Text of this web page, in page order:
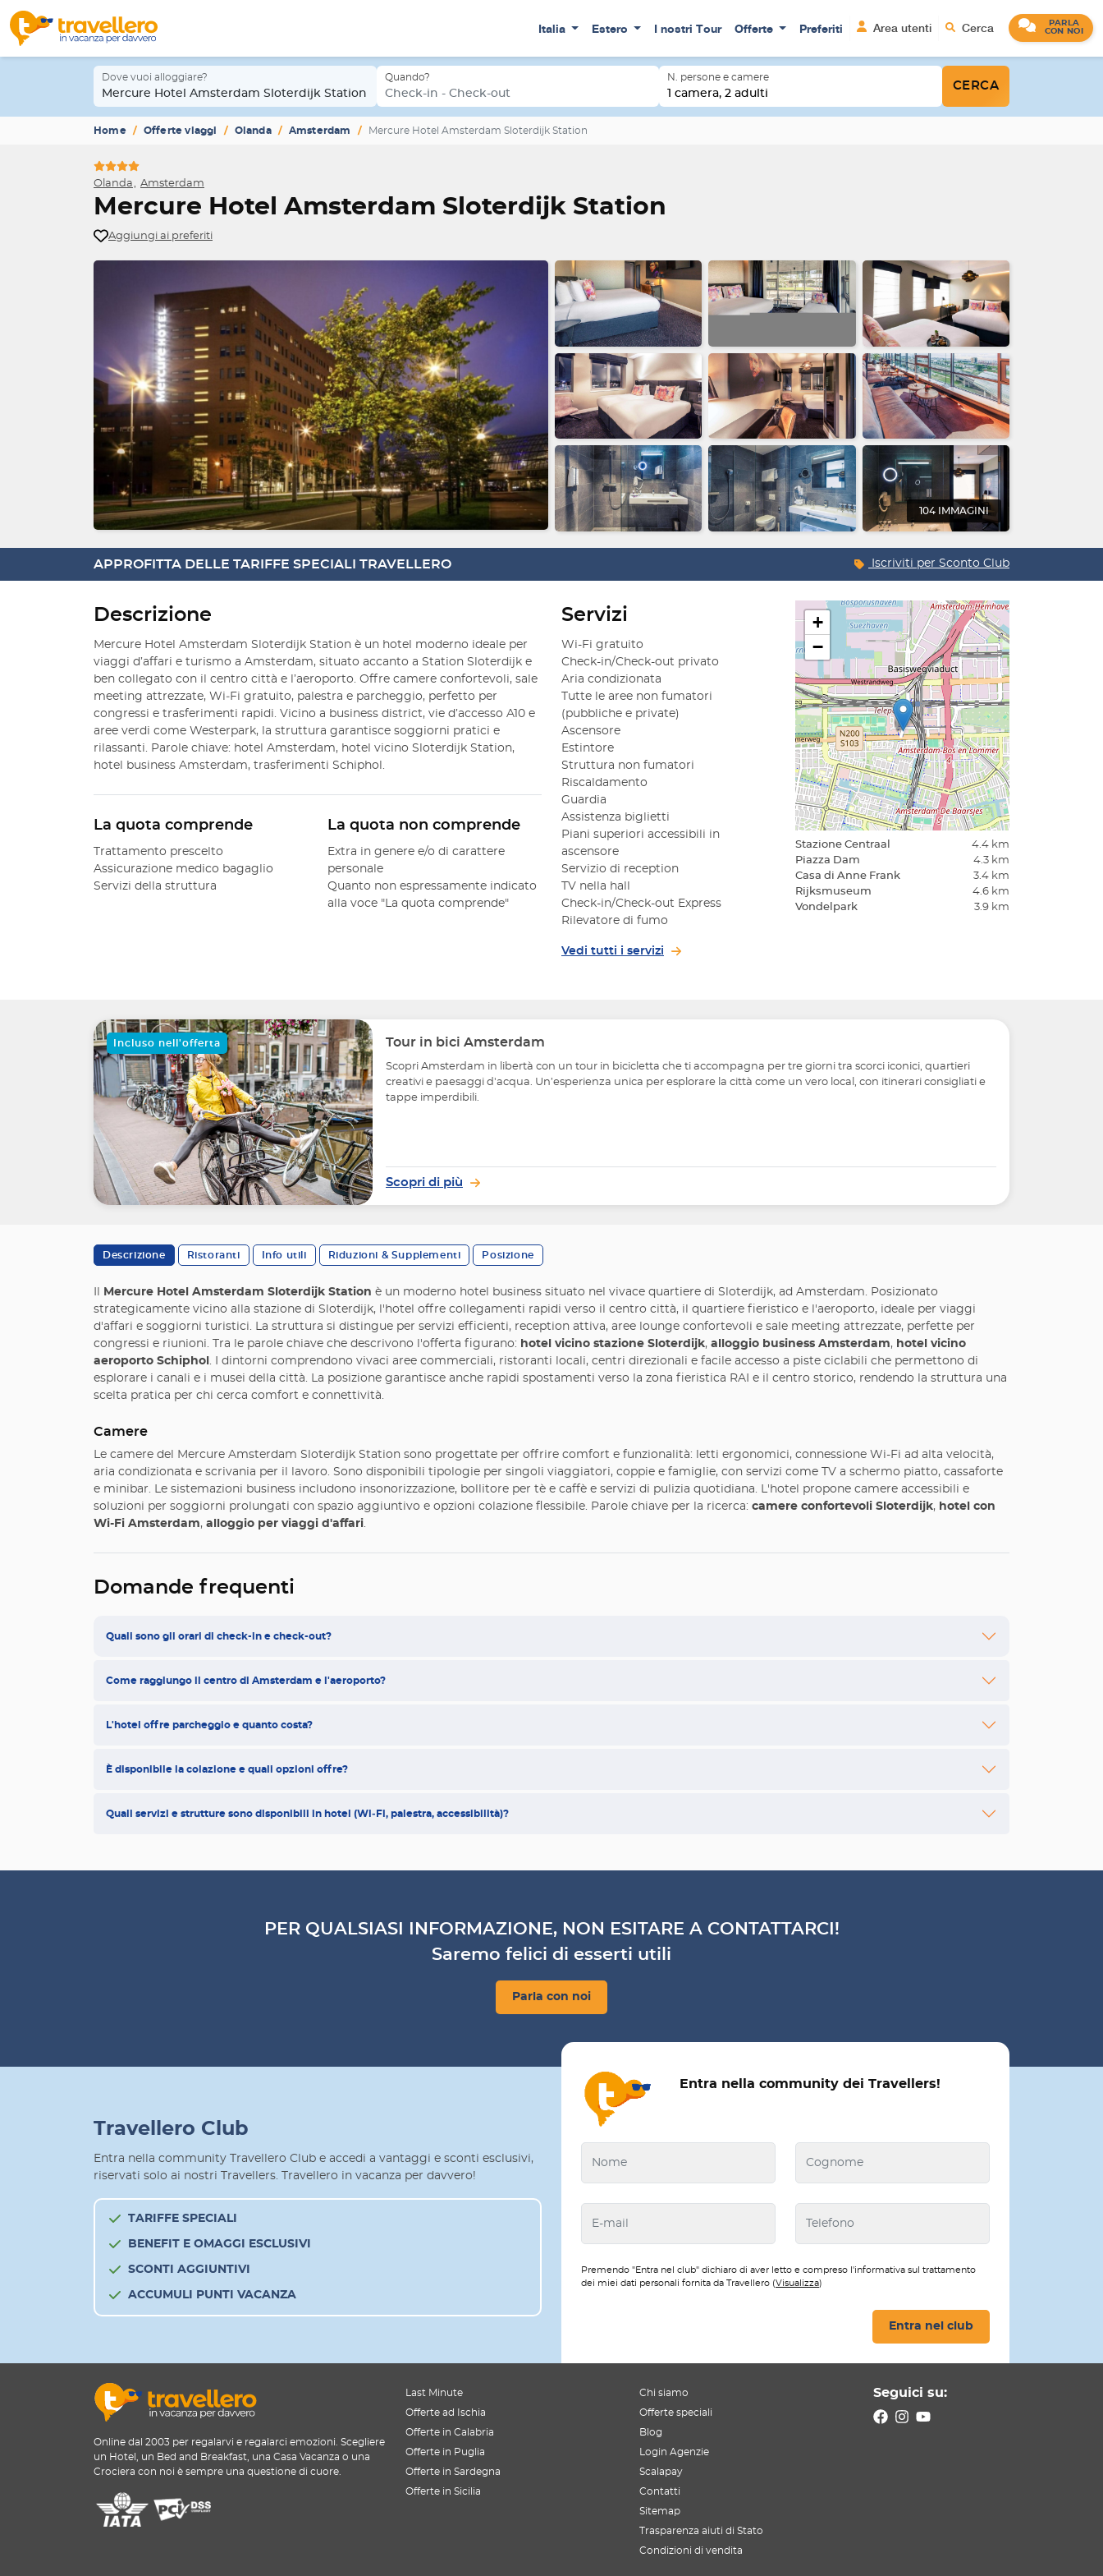
Italia Estero I nostri Tour Offerte Preferiti Area utenti Cerca
PARLA
CON NOI
Dove vuoi alloggiare?
Mercure Hotel Amsterdam Sloterdijk Station
Quando?
Check-in - Check-out
N. persone e camere
1 camera, 2 adulti
CERCA
Home Offerte viaggi Olanda Amsterdam Mercure Hotel Amsterdam Sloterdijk Station
Olanda Amsterdam
Mercure Hotel Amsterdam Sloterdijk Station
Aggiungi ai preferiti
104 IMMAGINI
APPROFITTA DELLE TARIFFE SPECIALI TRAVELLERO Iscriviti per Sconto Club
Descrizione
Mercure Hotel Amsterdam Sloterdijk Station è un hotel moderno ideale per
viaggi d’affari e turismo a Amsterdam, situato accanto a Station Sloterdijk e
ben collegato con il centro città e l’aeroporto. Offre camere confortevoli, sale
meeting attrezzate, Wi‑Fi gratuito, palestra e parcheggio, perfetto per
congressi e trasferimenti rapidi. Vicino a business district, vie d’accesso A10 e
aree verdi come Westerpark, la struttura garantisce soggiorni pratici e
rilassanti. Parole chiave: hotel Amsterdam, hotel vicino Sloterdijk Station,
hotel business Amsterdam, trasferimenti Schiphol.
La quota comprende
Trattamento prescelto
Assicurazione medico bagaglio
Servizi della struttura
La quota non comprende
Extra in genere e/o di carattere
personale
Quanto non espressamente indicato
alla voce "La quota comprende"
Servizi
Wi-Fi gratuito
Check-in/Check-out privato
Aria condizionata
Tutte le aree non fumatori
(pubbliche e private)
Ascensore
Estintore
Struttura non fumatori
Riscaldamento
Guardia
Assistenza biglietti
Piani superiori accessibili in
ascensore
Servizio di reception
TV nella hall
Check-in/Check-out Express
Rilevatore di fumo
Vedi tutti i servizi
+
−
Stazione Centraal
4.4 km
Piazza Dam
4.3 km
Casa di Anne Frank
3.4 km
Rijksmuseum
4.6 km
Vondelpark
3.9 km
Incluso nell'offerta Tour in bici Amsterdam
Scopri Amsterdam in libertà con un tour in bicicletta che ti accompagna per tre giorni tra scorci iconici, quartieri
creativi e paesaggi d'acqua. Un’esperienza unica per esplorare la città come un vero local, con itinerari consigliati e
tappe imperdibili.
Scopri di più
Descrizione Ristoranti Info utili Riduzioni & Supplementi Posizione
Mercure Hotel Amsterdam Sloterdijk Station è un moderno hotel business situato nel vivace quartiere di Sloterdijk, ad Amsterdam. Posizionato
strategicamente vicino alla stazione di Sloterdijk, l'hotel offre collegamenti rapidi verso il centro città, il quartiere fieristico e l'aeroporto, ideale per viaggi
d'affari e soggiorni turistici. La struttura si distingue per servizi efficienti, reception attiva, aree lounge confortevoli e sale meeting attrezzate, perfette per
congressi e riunioni. Tra le parole chiave che descrivono l'offerta figurano: hotel vicino stazione Sloterdijk, alloggio business Amsterdam, hotel vicino
aeroporto Schiphol . I dintorni comprendono vivaci aree commerciali, ristoranti locali, centri direzionali e facile accesso a piste ciclabili che permettono di
esplorare i canali e i musei della città. La posizione garantisce anche rapidi spostamenti verso la zona fieristica RAI e il centro storico, rendendo la struttura una
scelta pratica per chi cerca comfort e connettività.
Camere
Le camere del Mercure Amsterdam Sloterdijk Station sono progettate per offrire comfort e funzionalità: letti ergonomici, connessione Wi-Fi ad alta velocità,
aria condizionata e scrivania per il lavoro. Sono disponibili tipologie per singoli viaggiatori, coppie e famiglie, con servizi come TV a schermo piatto, cassaforte
e minibar. Le sistemazioni business includono insonorizzazione, bollitore per tè e caffè e servizi di pulizia quotidiana. L'hotel propone camere accessibili e
soluzioni per soggiorni prolungati con spazio aggiuntivo e opzioni colazione flessibile. Parole chiave per la ricerca: camere confortevoli Sloterdijk, hotel con
Wi-Fi Amsterdam, alloggio per viaggi d'affari.
Domande frequenti
Quali sono gli orari di check-in e check-out?
Come raggiungo il centro di Amsterdam e l'aeroporto?
L'hotel offre parcheggio e quanto costa?
È disponibile la colazione e quali opzioni offre?
Quali servizi e strutture sono disponibili in hotel (Wi‑Fi, palestra, accessibilità)?
PER QUALSIASI INFORMAZIONE, NON ESITARE A CONTATTARCI!
Saremo felici di esserti utili
Parla con noi
Travellero Club
Entra nella community Travellero Club e accedi a vantaggi e sconti esclusivi,
riservati solo ai nostri Travellers. Travellero in vacanza per davvero!
TARIFFE SPECIALI
BENEFIT E OMAGGI ESCLUSIVI
SCONTI AGGIUNTIVI
ACCUMULI PUNTI VACANZA
Entra nella community dei Travellers!
Premendo "Entra nel club" dichiaro di aver letto e compreso l'informativa sul trattamento
dei miei dati personali fornita da Travellero (Visualizza)
Entra nel club
Online dal 2003 per regalarvi e regalarci emozioni. Scegliere
un Hotel, un Bed and Breakfast, una Casa Vacanza o una
Crociera con noi è sempre una questione di cuore.
Last Minute
Offerte ad Ischia
Offerte in Calabria
Offerte in Puglia
Offerte in Sardegna
Offerte in Sicilia
Chi siamo
Offerte speciali
Blog
Login Agenzie
Scalapay
Contatti
Sitemap
Trasparenza aiuti di Stato
Condizioni di vendita
Seguici su: